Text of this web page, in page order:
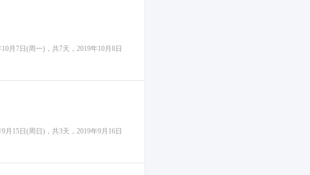
月7日(周一)，共7天，2019年10月8日
15日(周日)，共3天，2019年9月16日